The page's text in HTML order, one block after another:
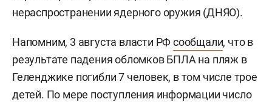
нераспространении ядерного оружия (ДНЯО).
Напомним, 3 августа власти РФсообщали, что в
результате падения обломков БПЛА на пляж в
Геленджике погибли 7 человек, в том числе трое
детей. По мере поступления информации число